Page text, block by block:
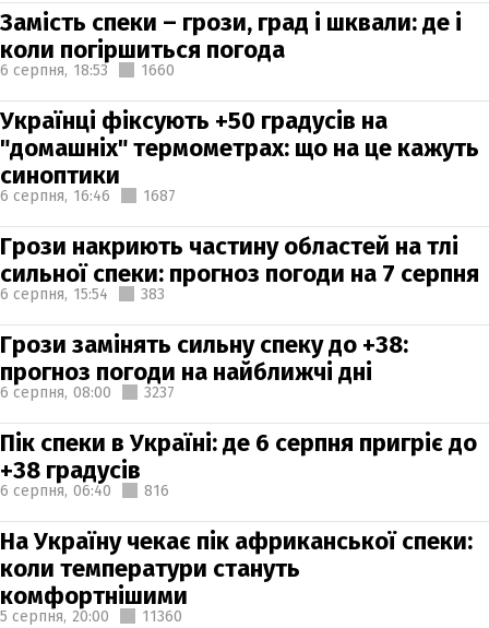
Замість спеки – грози, град і шквали: де і
коли погіршиться погода
6 серпня, 18:53 1660
Українці фіксують +50 градусів на
"домашніх" термометрах: що на це кажуть
синоптики
6 серпня, 16:46 1687
Грози накриють частину областей на тлі
сильної спеки: прогноз погоди на 7 серпня
6 серпня, 15:54 383
Грози замінять сильну спеку до +38:
прогноз погоди на найближчі дні
6 серпня, 08:00 3237
Пік спеки в Україні: де 6 серпня пригріє до
+38 градусів
6 серпня, 06:40 816
На Україну чекає пік африканської спеки:
коли температури стануть
комфортнішими
5 серпня, 20:00 11360